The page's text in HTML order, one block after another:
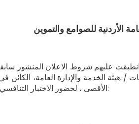
انطبقت عليهم شروط الاعلان المنشور
/ هيئة الخدمة والإدارة العامة،
الأقصى ، لحضور الاختبار التنافسي الالكتروني، وفقا لما يأتي: